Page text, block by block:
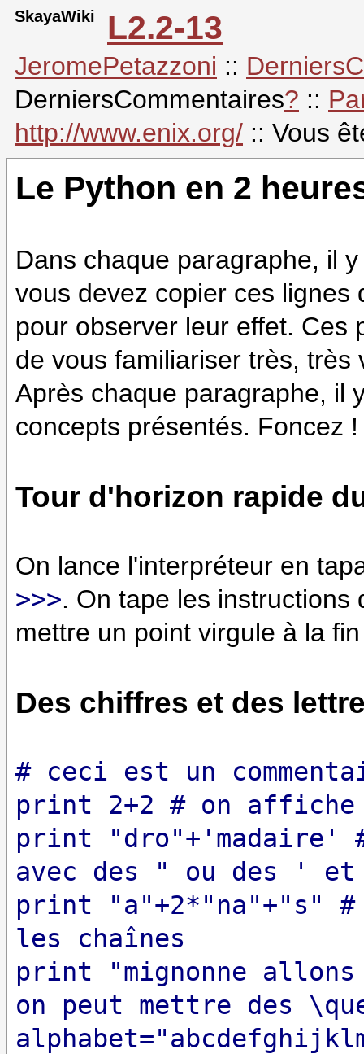
SkayaWiki L2.2-13
JeromePetazzoni ::
DerniersCommentaires? ::
http://www.enix.org/ :: Vous
Le Python en 2
Dans chaque paragraphe, il
vous devez copier ces
pour observer leur effet. Ces
de vous familiariser très,
Après chaque paragraphe, il
concepts présentés. Foncez
Tour d'horizon rapide
On lance l'interpréteur en
>>>. On tape les instructions
mettre un point virgule à la
Des chiffres et des
# ceci est un
print 2+2 # on
print "dro"+'madaire'
avec des " ou des ' et
print "a"+2*"na"+"s"
les chaînes
print "mignonne
on peut mettre des